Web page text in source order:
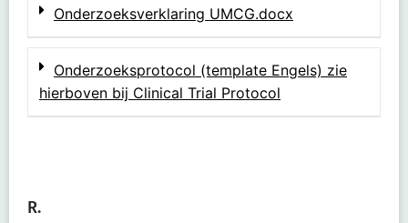
Onderzoeksverklaring UMCG.docx
Onderzoeksprotocol (template Engels) zie
hierboven bij Clinical Trial Protocol
R.